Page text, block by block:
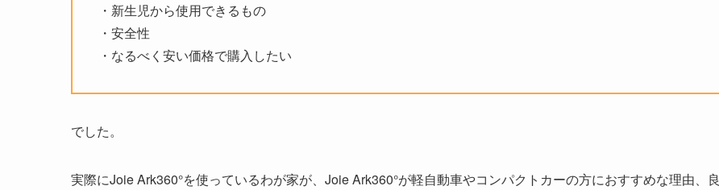
・新生児から使用できるもの
・安全性
・なるべく安い価格で購入したい
でした。
実際にJoie Ark360°を使っているわが家が、Joie Ark360°が軽自動車やコンパクトカーの方におすすめな理由、良